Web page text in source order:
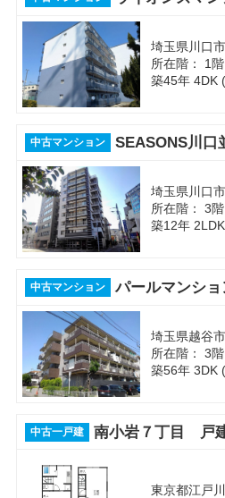
埼玉県川口
所在階： 1階
築45年 4DK
中古マンション SEASONS川口
埼玉県川口
所在階： 3階
築12年
中古マンション パールマンショ
埼玉県越谷
所在階： 3階
築56年 3DK
中古一戸建 南小岩７丁目 戸
東京都江戸